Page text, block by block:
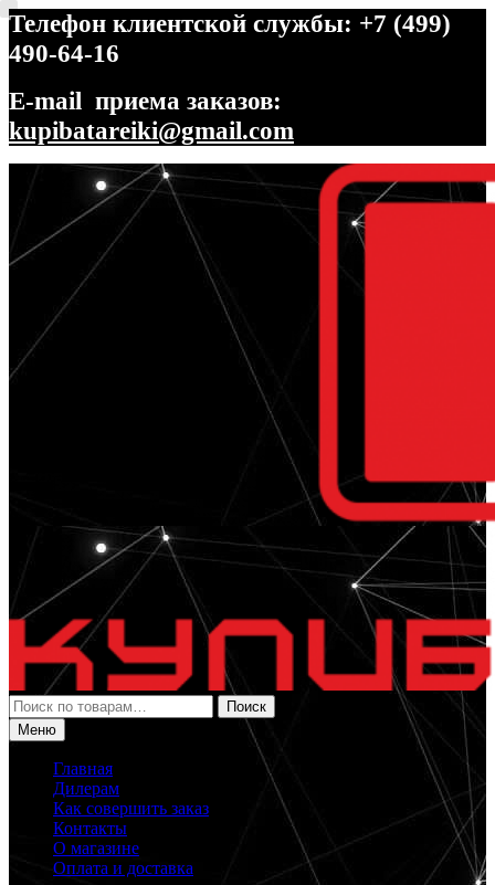
Телефон клиентской службы: +7 (499)
490-64-16
E-mail приема заказов:
kupibatareiki@gmail.com
Перейти
навигации
Перейти
содержимому
Искать:
Поиск
Меню
Главная
Дилерам
Как совершить заказ
Контакты
О магазине
Оплата и доставка